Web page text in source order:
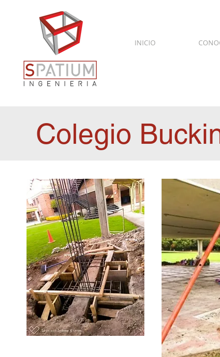
INICIO
Colegio